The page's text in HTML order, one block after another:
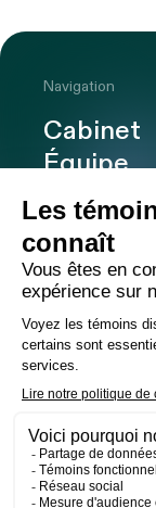
Navigation
Cabinet
Équipe
Bureaux
Carrière
Transactions
Nouvelles
Contact
LinkedIn